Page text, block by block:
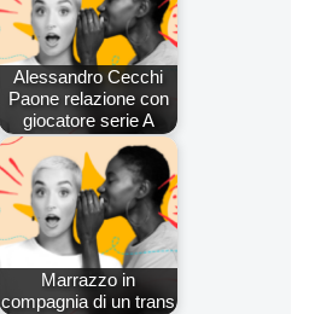
Alessandro Cecchi
Paone relazione con
giocatore serie A
Marrazzo in
compagnia di un trans